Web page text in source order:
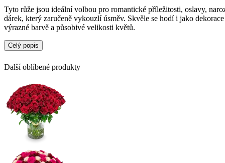
Tyto růže jsou ideální volbou pro romantické příležitosti, oslavy,
dárek, který zaručeně vykouzlí úsměv. Skvěle se hodí i jako
výrazné barvě a působivé velikosti květů.
Proč si zamilujete růže ELIE:
prémiové ekvádorské růže se sytě růžovým odstínem
velké, pevné a dlouhotrvající květy
délka stonku 50 cm pro elegantní vzhled
ručně uvázaná kytice s perfektním tvarem
luxusní dárek pro každou výjimečnou příležitost
Celý popis
Další oblíbené produkty